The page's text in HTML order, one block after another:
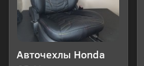
Авточехлы Honda